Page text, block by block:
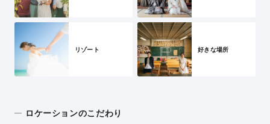
リゾート 好きな場所
ロケーションのこだわり